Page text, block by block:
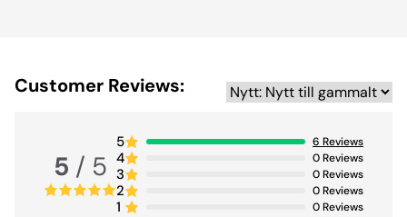
Customer Reviews:
5 / 5
5 6 Reviews
4 0Reviews
3 0Reviews
2 0Reviews
1 0Reviews